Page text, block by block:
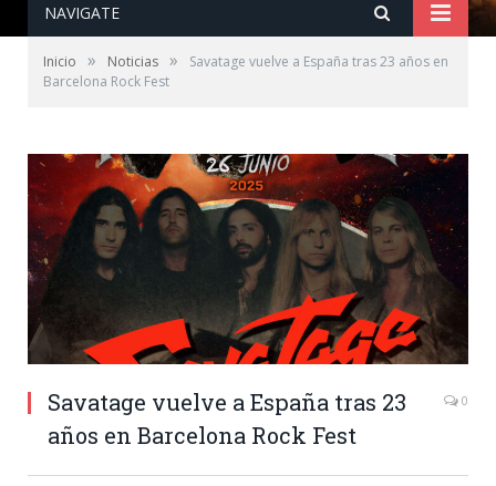
NAVIGATE
Inicio » Noticias »
Savatage vuelve a España tras 23 años en
Barcelona Rock Fest
Savatage vuelve a España tras 23
años en Barcelona Rock Fest
0